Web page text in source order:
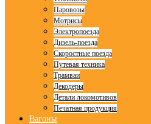
Паровозы
Мотрисы
Электропоезда
Дизель-поезда
Скоростные поезда
Путевая техника
Трамваи
Декодеры
Детали локомотивов
Печатная продукция
Вагоны